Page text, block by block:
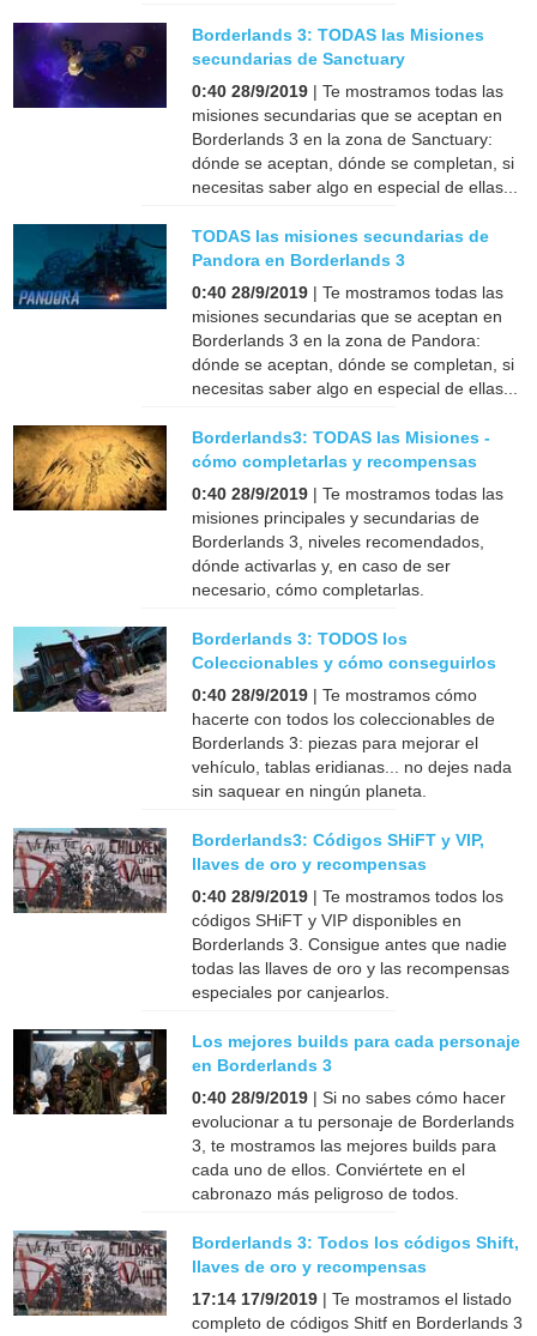
Borderlands 3: TODAS las Misiones
secundarias de Sanctuary
0:40 28/9/2019 | Te mostramos todas las
misiones secundarias que se aceptan en
Borderlands 3 en la zona de Sanctuary:
dónde se aceptan, dónde se completan, si
necesitas saber algo en especial de ellas...
TODAS las misiones secundarias de
Pandora en Borderlands 3
0:40 28/9/2019 | Te mostramos todas las
misiones secundarias que se aceptan en
Borderlands 3 en la zona de Pandora:
dónde se aceptan, dónde se completan, si
necesitas saber algo en especial de ellas...
Borderlands3: TODAS las Misiones -
cómo completarlas y recompensas
0:40 28/9/2019 | Te mostramos todas las
misiones principales y secundarias de
Borderlands 3, niveles recomendados,
dónde activarlas y, en caso de ser
necesario, cómo completarlas.
Borderlands 3: TODOS los
Coleccionables y cómo conseguirlos
0:40 28/9/2019 | Te mostramos cómo
hacerte con todos los coleccionables de
Borderlands 3: piezas para mejorar el
vehículo, tablas eridianas... no dejes nada
sin saquear en ningún planeta.
Borderlands3: Códigos SHiFT y VIP,
llaves de oro y recompensas
0:40 28/9/2019 | Te mostramos todos los
códigos SHiFT y VIP disponibles en
Borderlands 3. Consigue antes que nadie
todas las llaves de oro y las recompensas
especiales por canjearlos.
Los mejores builds para cada personaje
en Borderlands 3
0:40 28/9/2019 | Si no sabes cómo hacer
evolucionar a tu personaje de Borderlands
3, te mostramos las mejores builds para
cada uno de ellos. Conviértete en el
cabronazo más peligroso de todos.
Borderlands 3: Todos los códigos Shift,
llaves de oro y recompensas
17:14 17/9/2019 | Te mostramos el listado
completo de códigos Shitf en Borderlands 3